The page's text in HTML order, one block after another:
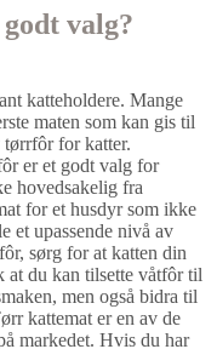
valg?
katteholdere. Mange
maten som kan gis til
tørrfôr for katter.
er et godt valg for
hovedsakelig fra
for et husdyr som ikke
et upassende nivå av
sørg for at katten din
at du kan tilsette våtfôr til
men også bidra til
kattemat er en av de
markedet. Hvis du har